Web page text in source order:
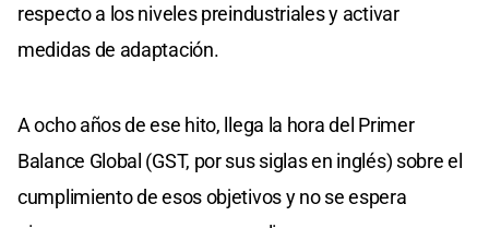
respecto a los niveles preindustriales y activar
medidas de adaptación.
A ocho años de ese hito, llega la hora del Primer
Balance Global (GST, por sus siglas en inglés) sobre el
cumplimiento de esos objetivos y no se espera